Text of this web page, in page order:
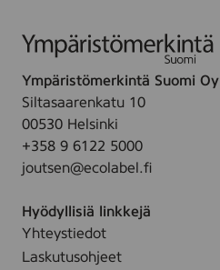
Ympäristömerkintä Suomi Oy
Siltasaarenkatu 10
00530 Helsinki
+358 9 6122 5000
joutsen@ecolabel.fi
Hyödyllisiä linkkejä
Yhteystiedot
Laskutusohjeet